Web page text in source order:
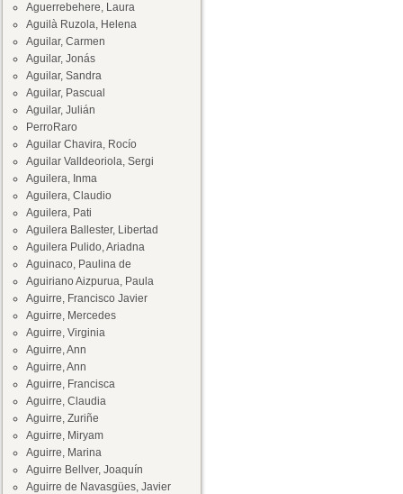
Aguerrebehere, Laura
Aguilà Ruzola, Helena
Aguilar, Carmen
Aguilar, Jonás
Aguilar, Sandra
Aguilar, Pascual
Aguilar, Julián
PerroRaro
Aguilar Chavira, Rocío
Aguilar Valldeoriola, Sergi
Aguilera, Inma
Aguilera, Claudio
Aguilera, Pati
Aguilera Ballester, Libertad
Aguilera Pulido, Ariadna
Aguinaco, Paulina de
Aguiriano Aizpurua, Paula
Aguirre, Francisco Javier
Aguirre, Mercedes
Aguirre, Virginia
Aguirre, Ann
Aguirre, Ann
Aguirre, Francisca
Aguirre, Claudia
Aguirre, Zuriñe
Aguirre, Miryam
Aguirre, Marina
Aguirre Bellver, Joaquín
Aguirre de Navasgües, Javier